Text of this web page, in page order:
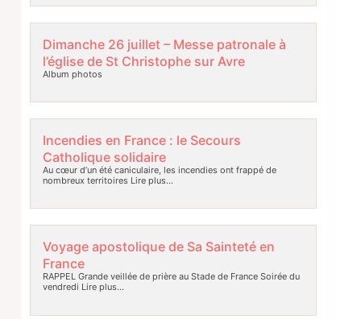
Dimanche 26 juillet – Messe patronale à
l’église de St Christophe sur Avre
Album photos
Incendies en France : le Secours
Catholique solidaire
Au cœur d’un été caniculaire, les incendies ont frappé de
nombreux territoires Lire plus…
Voyage apostolique de Sa Sainteté en
France
RAPPEL Grande veillée de prière au Stade de France Soirée du
vendredi Lire plus…